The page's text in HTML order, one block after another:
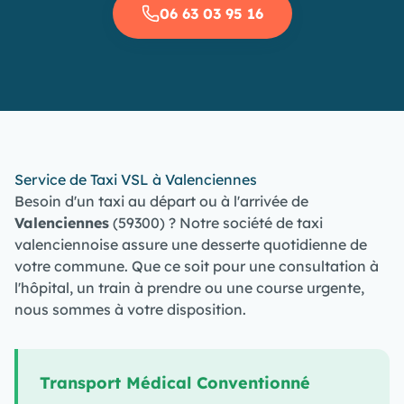
06 63 03 95 16
Service de Taxi VSL à Valenciennes
Besoin d'un taxi au départ ou à l'arrivée de
Valenciennes (59300) ? Notre société de taxi
valenciennoise assure une desserte quotidienne de
votre commune. Que ce soit pour une consultation à
l'hôpital, un train à prendre ou une course urgente,
nous sommes à votre disposition.
Transport Médical Conventionné